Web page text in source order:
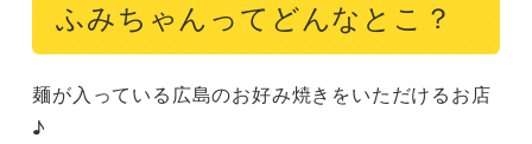
ふみちゃんってどんなとこ？
麺が入っている広島のお好み焼きをいただけるお店
♪